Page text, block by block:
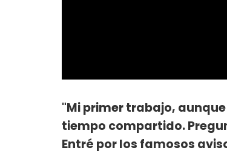
"Mi primer trabajo,
tiempo compartido.
Entré por los famosos